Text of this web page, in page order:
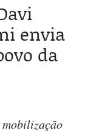
envia
da